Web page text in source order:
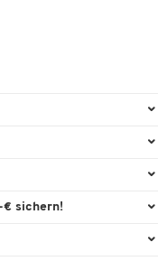
€ sichern!